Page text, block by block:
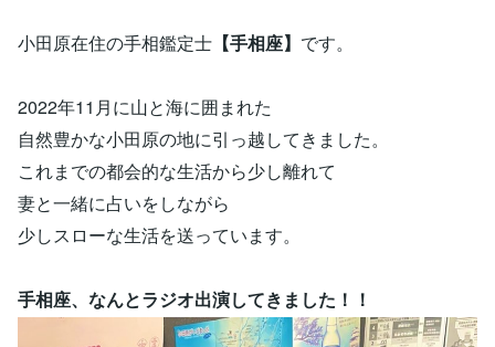
小田原在住の手相鑑定士 【手相座】 です。
2022年11月に山と海に囲まれた
自然豊かな小田原の地に引っ越してきました。
これまでの都会的な生活から少し離れて
妻と一緒に占いをしながら
少しスローな生活を送っています。
手相座、なんとラジオ出演してきました！！